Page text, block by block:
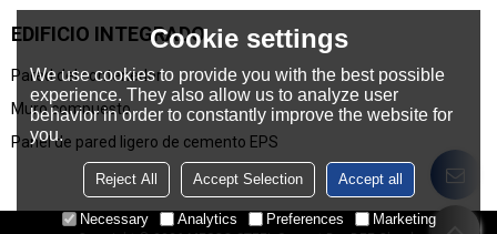
EDIFICIO INTEGRADO
Pared del contenedor
Muro compuesto
Panel de pared ligero de cemento EPS
Cookie settings
We use cookies to provide you with the best possible
experience. They also allow us to analyze user
behavior in order to constantly improve the website for
you.
Reject All Accept Selection Accept all
Necessary Analytics Preferences Marketing